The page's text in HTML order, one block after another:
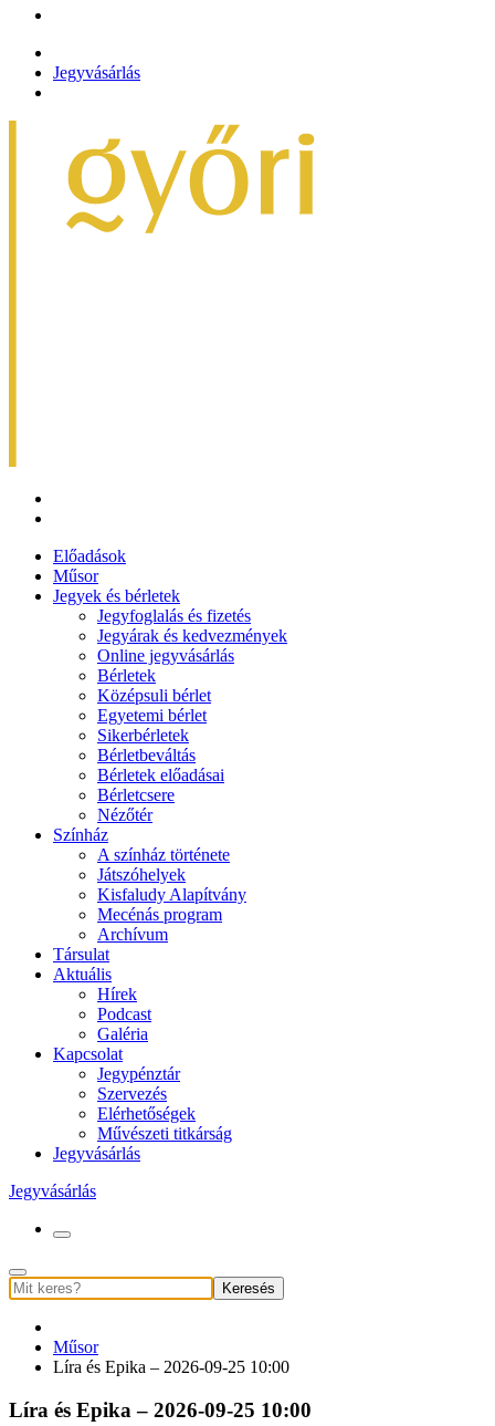
Jegyvásárlás
Előadások
Műsor
Jegyek és bérletek
Jegyfoglalás és fizetés
Jegyárak és kedvezmények
Online jegyvásárlás
Bérletek
Középsuli bérlet
Egyetemi bérlet
Sikerbérletek
Bérletbeváltás
Bérletek előadásai
Bérletcsere
Nézőtér
Színház
A színház története
Játszóhelyek
Kisfaludy Alapítvány
Mecénás program
Archívum
Társulat
Aktuális
Hírek
Podcast
Galéria
Kapcsolat
Jegypénztár
Szervezés
Elérhetőségek
Művészeti titkárság
Jegyvásárlás
Jegyvásárlás
Keresés
Műsor
Líra és Epika – 2026-09-25 10:00
Líra és Epika – 2026-09-25 10:00